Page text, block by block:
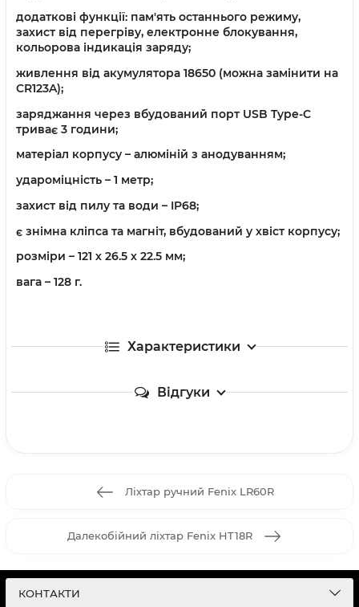
додаткові функції: пам'ять останнього режиму,
захист від перегріву, електронне блокування,
кольорова індикація заряду;
живлення від акумулятора 18650 (можна замінити на
CR123A);
заряджання через вбудований порт USB Type-C
триває 3 години;
матеріал корпусу – алюміній з анодуванням;
удароміцність – 1 метр;
захист від пилу та води – IP68;
є знімна кліпса та магніт, вбудований у хвіст корпусу;
розміри – 121 х 26.5 х 22.5 мм;
вага – 128 г.
Характеристики
Відгуки
Ліхтар ручний Fenix LR60R
Далекобійний ліхтар Fenix HT18R
КОНТАКТИ